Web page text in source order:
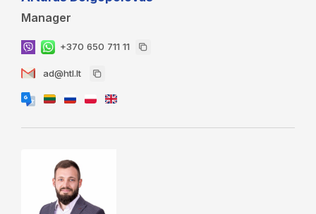
Manager
+370 650 711 11
ad@htl.lt